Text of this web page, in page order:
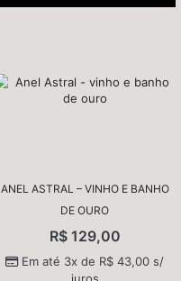
ANEL ASTRAL – VINHO E BANHO
DE OURO
R$129,00
Em até 3x de R$ 43,00 s/
juros